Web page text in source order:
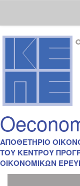
Skip
navigation
ΑΠΟΘΕΤΗΡΙΟ
ΤΟΥ ΚΕΝΤΡΟΥ
ΟΙΚΟΝΟΜΙΚΩΝ